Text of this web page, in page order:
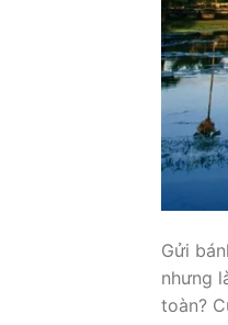
Gửi
nhưng
toàn?